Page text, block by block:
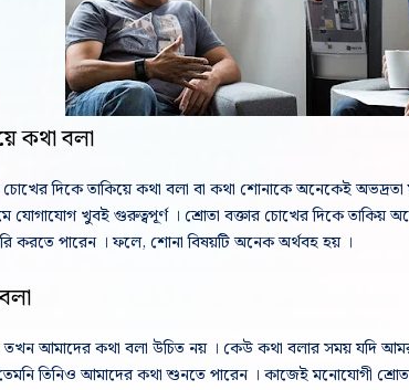
কথা বলা
দিকে তাকিয়ে কথা বলা বা কথা শোনাকে অনেকেই
যোগাযোগ খুবই গুরুত্বপূর্ণ । শ্রোতা বক্তার চোখের দিকে
করতে পারেন । ফলে, শোনা বিষয়টি অনেক অর্থবহ হয় ।
আমাদের কথা বলা উচিত নয় । কেউ কথা বলার সময় যদি
তিনিও আমাদের কথা শুনতে পারেন । কাজেই মনোযোগী